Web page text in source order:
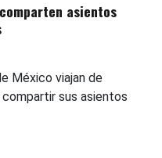
asientos
México viajan de
sus asientos